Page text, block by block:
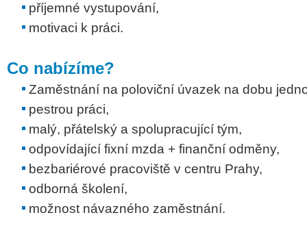
příjemné vystupování,
motivaci k práci.
Co nabízíme?
Zaměstnání na poloviční úvazek na dobu
pestrou práci,
malý, přátelský a spolupracující tým,
odpovídající fixní mzda + finanční odměny,
bezbariérové pracoviště v centru Prahy,
odborná školení,
možnost návazného zaměstnání.